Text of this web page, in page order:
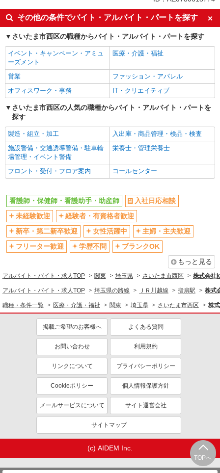
入社日応相談
未経験歓迎
経験者・有資格者歓迎
新卒・第二新卒歓迎
女性活躍中
主婦・主夫歓迎
フリーター歓迎
学歴不問
ブランクOK
ミドル（40代～）活躍中
エルダー（50代～）活躍中
シニア（60代～）活躍中
高収入・高額
ボーナス・賞与あり
昇給あり
完全週休2日制
フルタイム歓迎
禁煙・分煙
駅直結・駅チカ
車通勤OK
バイク通勤OK
残業少なめ（月20h未満）
交通費支給
退職金・財形貯蓄制度あり
各種手当（家族・役職・インセン
ティブなど）あり
制服貸与
研修制度あり
資格取得支援制度あり
同じ職種から求人を探す
同じ特徴から求人を探す
未経験歓迎
ミドル（40代～）活躍中
社会保険あり
産休・育休取得実績あり
その他の条件でバイト・アルバイト・パートを探す
さいたま市西区の職種からバイト・アルバイト・パートを探す
イベント・キャンペーン・アミュ
ーズメント
医療・介護・福祉
営業
ファッション・アパレル
オフィスワーク・事務
IT・クリエイティブ
さいたま市西区の人気の職種からバイト・アルバイト・パートを
探す
製造・組立・加工
入出庫・商品管理・検品・検査
施設警備・交通誘導警備・駐車輪
場管理・イベント警備
栄養士・管理栄養士
フロント・受付・フロア案内 コールセンター
TOPへ
看護師・保健師・看護助手・助産師
入社日応相談
未経験歓迎
経験者・有資格者歓迎
新卒・第二新卒歓迎
女性活躍中
主婦・主夫歓迎
フリーター歓迎
学歴不問
ブランクOK
もっと見る
アルバイト・バイト・求人TOP 関東 埼玉県 さいたま市西区 株式会社
アルバイト・バイト・求人TOP 埼玉県の路線 ＪＲ川越線 指扇駅 株式
職種・条件一覧 医療・介護・福祉 関東 埼玉県 さいたま市西区 株
掲載ご希望のお客様へ よくある質問
お問い合わせ 利用規約
リンクについて プライバシーポリシー
Cookieポリシー 個人情報保護方針
メールサービスについて サイト運営会社
サイトマップ
(c) AIDEM Inc.